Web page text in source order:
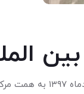
چهاردهمین کنگره